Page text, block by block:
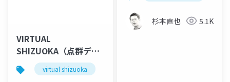
VIRTUAL
SHIZUOKA（点群デー
タを使った災害報告
例）
virtual shizuoka
杉本直也 5.1K